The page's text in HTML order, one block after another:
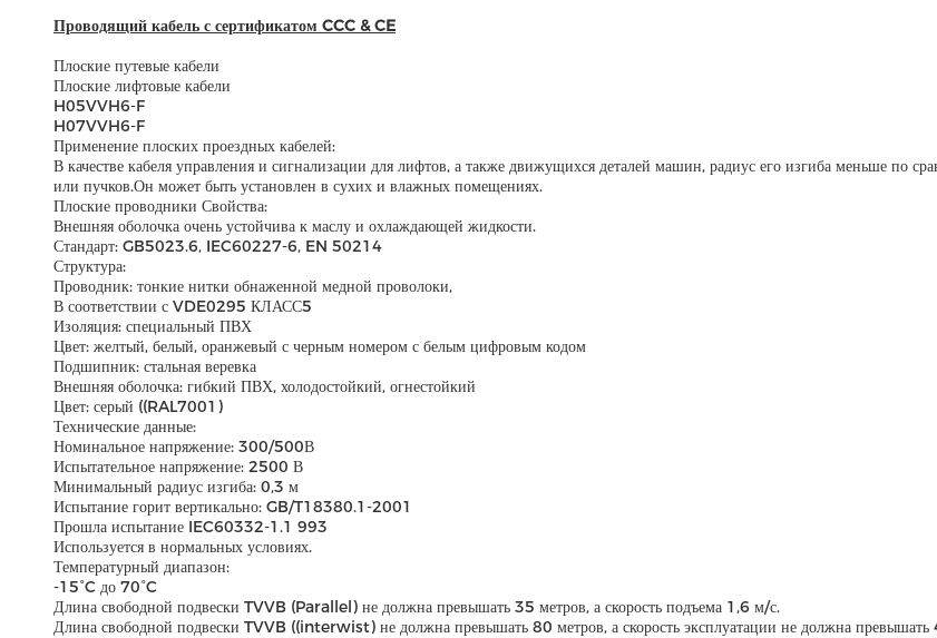
Проводящий кабель с сертификатом CCC & CE
Плоские путевые кабели
Плоские лифтовые кабели
H05VVH6-F
H07VVH6-F
Применение плоских проездных кабелей:
В качестве кабеля управления и сигнализации для лифтов, а также движущихся деталей машин, радиус его изгиба меньше по
или пучков.Он может быть установлен в сухих и влажных помещениях.
Плоские проводники Свойства:
Внешняя оболочка очень устойчива к маслу и охлаждающей жидкости.
Стандарт: GB5023.6, IEC60227-6, EN 50214
Структура:
Проводник: тонкие нитки обнаженной медной проволоки,
В соответствии с VDE0295 КЛАСС5
Изоляция: специальный ПВХ
Цвет: желтый, белый, оранжевый с черным номером с белым цифровым кодом
Подшипник: стальная веревка
Внешняя оболочка: гибкий ПВХ, холодостойкий, огнестойкий
Цвет: серый ((RAL7001)
Технические данные:
Номинальное напряжение: 300/500В
Испытательное напряжение: 2500 В
Минимальный радиус изгиба: 0,3 м
Испытание горит вертикально: GB/T18380.1-2001
Прошла испытание IEC60332-1.1 993
Используется в нормальных условиях.
Температурный диапазон:
-15°C до 70°C
Длина свободной подвески TVVB (Parallel) не должна превышать 35 метров, а скорость подъема 1,6 м/с.
Длина свободной подвески TVVB ((interwist) не должна превышать 80 метров, а скорость эксплуатации не должна превышать